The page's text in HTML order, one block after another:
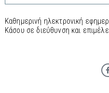
Καθημερινή ηλεκτρονική
Κάσου σε διεύθυνση και